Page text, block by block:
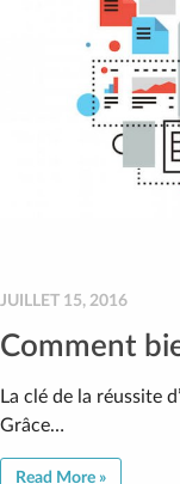
JUILLET 15, 2016
Comment
La clé de la réussite
Grâce…
Read More »